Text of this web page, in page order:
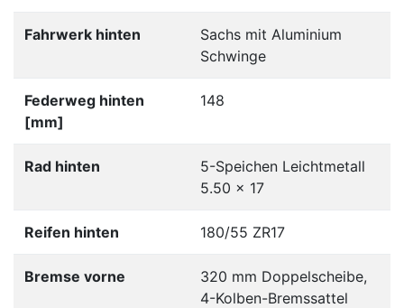
Fahrwerk hinten
Sachs mit Aluminium
Schwinge
Federweg hinten
[mm]
148
Rad hinten
5-Speichen Leichtmetall
5.50 x 17
Reifen hinten 180/55 ZR17
Bremse vorne
320 mm Doppelscheibe,
4-Kolben-Bremssattel